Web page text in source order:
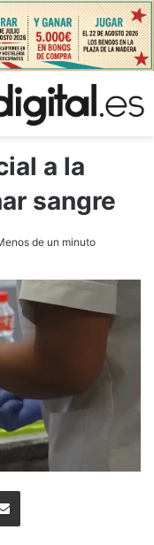
a la
sangre
de un minuto